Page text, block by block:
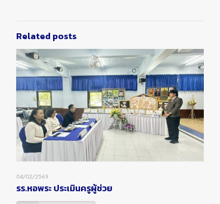
Related posts
04/02/2569
รร.หอพระ ประเมินครูผู้ช่วย